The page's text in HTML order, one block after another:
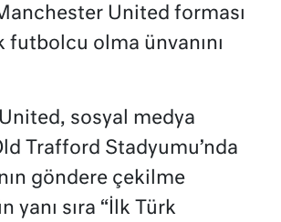
United forması
futbolcu olma ünvanını
sosyal medya
Trafford Stadyumu’nda
göndere çekilme
yanı sıra “İlk Türk